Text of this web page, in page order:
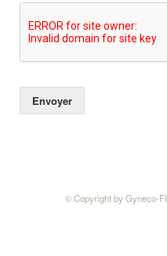
Envoyer
© Copyright by Gyneco-